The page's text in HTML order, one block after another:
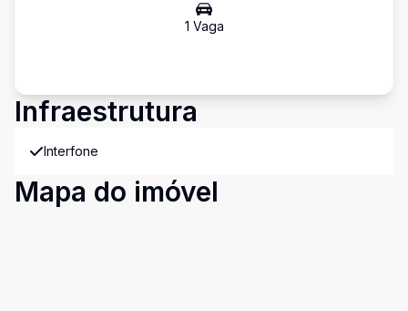
1 Vaga
Infraestrutura
Interfone
Mapa do imóvel